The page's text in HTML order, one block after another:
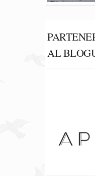
AL